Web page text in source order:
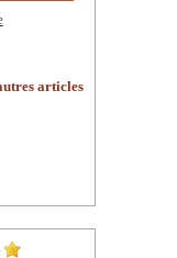
articles